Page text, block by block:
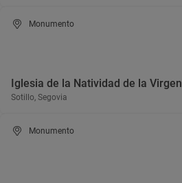
Monumento
Iglesia de la Natividad de la Virgen
Sotillo, Segovia
Monumento